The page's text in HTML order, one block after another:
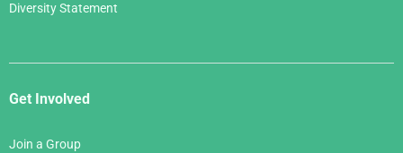
Diversity Statement
Get Involved
Join a Group